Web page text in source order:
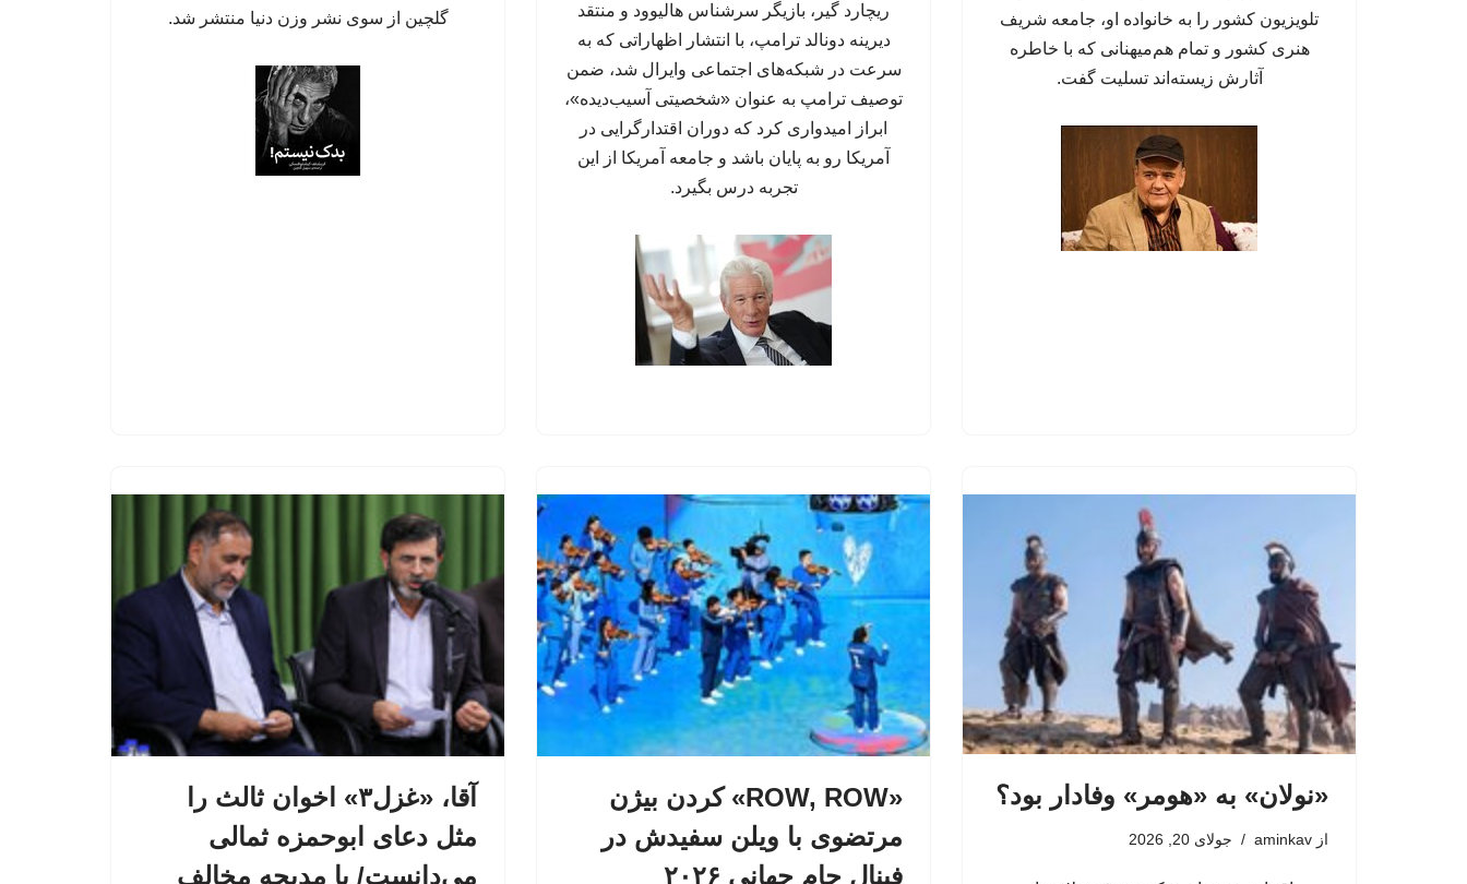
تلویزیون کشور را به خانواده او، جامعه شریف
هنری کشور و تمام هم‌میهنانی که با خاطره
آثارش زیسته‌اند تسلیت گفت.
ریچارد گیر، بازیگر سرشناس هالیوود و منتقد
دیرینه دونالد ترامپ، با انتشار اظهاراتی که به
سرعت در شبکه‌های اجتماعی وایرال شد، ضمن
توصیف ترامپ به عنوان «شخصیتی آسیب‌دیده»،
ابراز امیدواری کرد که دوران اقتدارگرایی در
آمریکا رو به پایان باشد و جامعه آمریکا از این
تجربه درس بگیرد.
گلچین از سوی نشر وزن دنیا منتشر شد.
«نولان» به «هومر» وفادار بود؟
از aminkav جولای 20, 2026
«ROW, ROW» کردن بیژن
مرتضوی با ویلن سفیدش در
فینال جام جهانی ۲۰۲۶
آقا، «غزل۳» اخوان ‌ثالث را
مثل دعای ابوحمزه ثمالی
می‌دانست/ با مدیحه مخالف